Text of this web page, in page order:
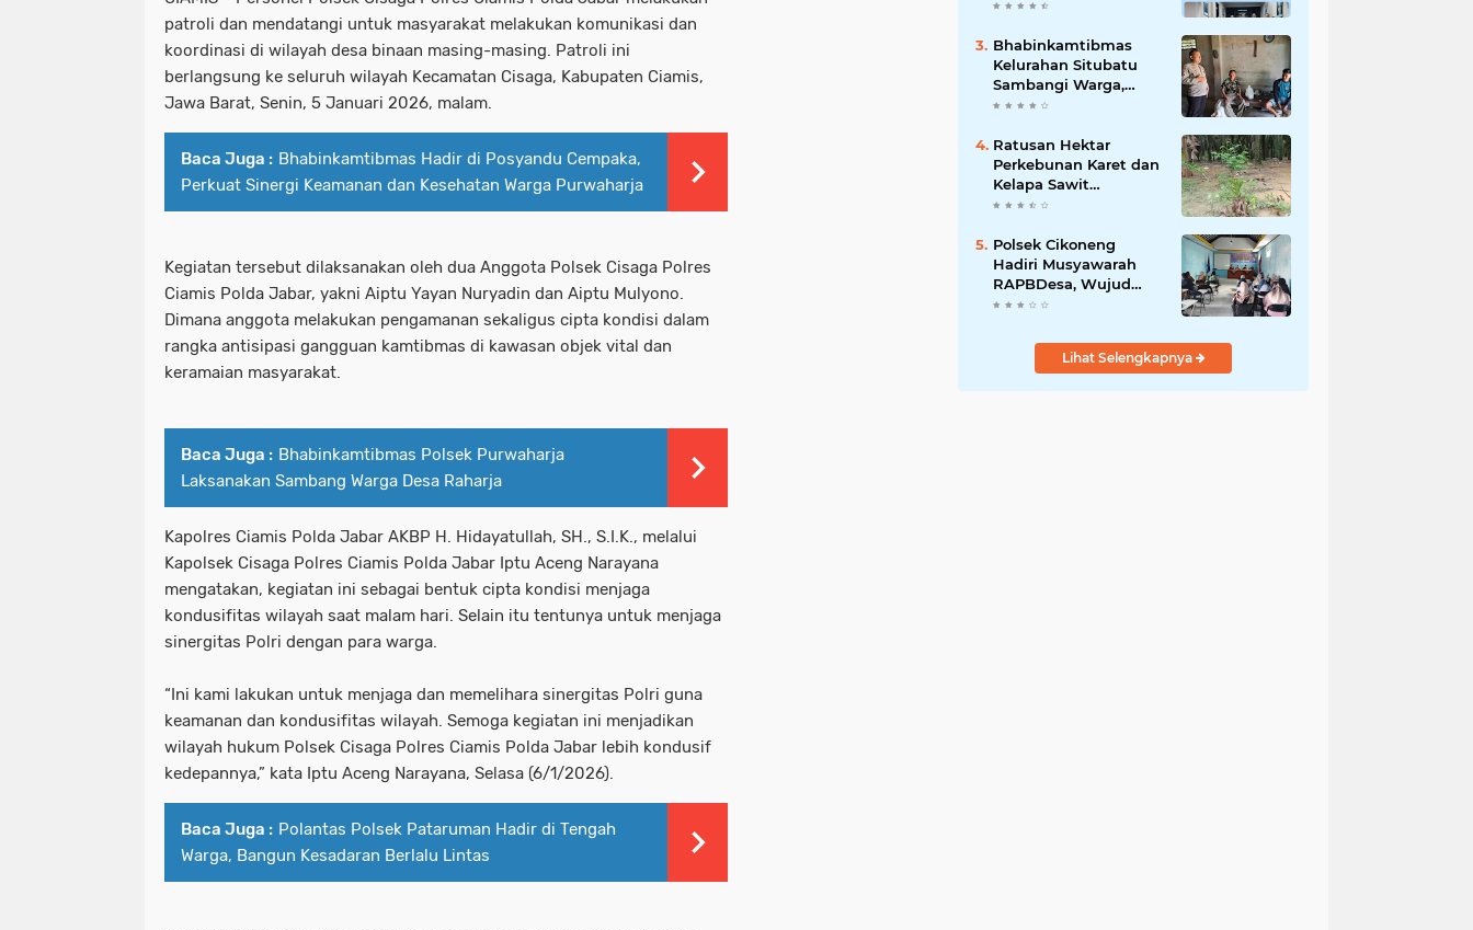
patroli dan mendatangi untuk masyarakat melakukan komunikasi dan
koordinasi di wilayah desa binaan masing-masing. Patroli ini
berlangsung ke seluruh wilayah Kecamatan Cisaga, Kabupaten Ciamis,
Jawa Barat, Senin, 5 Januari 2026, malam.
Baca Juga : Bhabinkamtibmas Hadir di Posyandu Cempaka,
Perkuat Sinergi Keamanan dan Kesehatan Warga Purwaharja
Kegiatan tersebut dilaksanakan oleh dua Anggota Polsek Cisaga Polres
Ciamis Polda Jabar, yakni Aiptu Yayan Nuryadin dan Aiptu Mulyono.
Dimana anggota melakukan pengamanan sekaligus cipta kondisi dalam
rangka antisipasi gangguan kamtibmas di kawasan objek vital dan
keramaian masyarakat.
Baca Juga : Bhabinkamtibmas Polsek Purwaharja
Laksanakan Sambang Warga Desa Raharja
Kapolres Ciamis Polda Jabar AKBP H. Hidayatullah, SH., S.I.K., melalui
Kapolsek Cisaga Polres Ciamis Polda Jabar Iptu Aceng Narayana
mengatakan, kegiatan ini sebagai bentuk cipta kondisi menjaga
kondusifitas wilayah saat malam hari. Selain itu tentunya untuk menjaga
sinergitas Polri dengan para warga.
“Ini kami lakukan untuk menjaga dan memelihara sinergitas Polri guna
keamanan dan kondusifitas wilayah. Semoga kegiatan ini menjadikan
wilayah hukum Polsek Cisaga Polres Ciamis Polda Jabar lebih kondusif
kedepannya,” kata Iptu Aceng Narayana, Selasa (6/1/2026).
Baca Juga : Polantas Polsek Pataruman Hadir di Tengah
Warga, Bangun Kesadaran Berlalu Lintas
Senior Executive
Association for
Construction (JAC)
Yugo Okamoto dalam
pertemuan resmi
Bhabinkamtibmas
Kelurahan Situbatu
Sambangi Warga,
Perkuat Silaturahmi
Wilayah
Ratusan Hektar
Perkebunan Karet dan
Kelapa Sawit
terendam banjir
Polsek Cikoneng
Hadiri Musyawarah
RAPBDesa, Wujud
Peran Polri Kawal
Kamtibmas Desa
SindangkasihLihat Selengkapnya